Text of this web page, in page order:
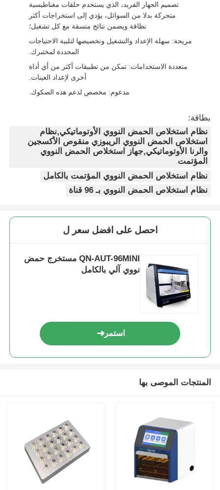
خرز مغناطيسي لفرز الخلايا
الأدوات الآلية والمستهلكات
تصميم الجهاز الفريد، الذي يستخدم حلقات مغناطيسية
متحركة بدلا من السوائل، يؤدي إلى استخراجات أكثر
نظافة ويضمن نتائج متسقة مع كل تشغيل؛
مريحة: سهلة الإعداد والتشغيل وتخصيصها لتلبية الاحتياجات
المحددة لمختبرك.
متعددة الاستخدامات: تمكن من تطبيقات أكثر من أي أداة
أخرى لإعداد العينات.
مدعوم: مخصص لدعم هذه الصكوك.
بطاقة:
نظام استخلاص الحمض النووي الأوتوماتيكي,نظام
استخلاص الحمض النووي الريبوزي منقوص الأكسجين
والرنا الأوتوماتيكي,جهاز استخلاص الحمض النووي
المؤتمت
نظام استخلاص الحمض النووي المؤتمت بالكامل
نظام استخلاص الحمض النووي بـ 96 قناة
احصل على افضل سعر ل
QN-AUT-96MINI مستخرج حمض
نووي آلي بالكامل
استمر
المنتجات الموصى بها